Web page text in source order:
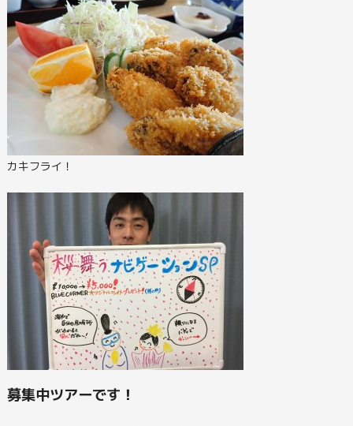
カキフライ！
募集中ツアーです！